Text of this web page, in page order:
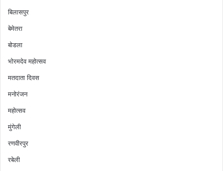
बिलासपुर
बेमेतरा
बोडला
भोरमदेव महोत्सव
मतदाता दिवस
मनोरंजन
महोत्सव
मुंगेली
रणवीरपुर
रबेली